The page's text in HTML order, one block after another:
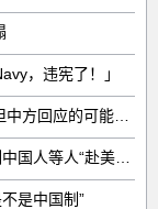
，违宪了！」
是中国制”